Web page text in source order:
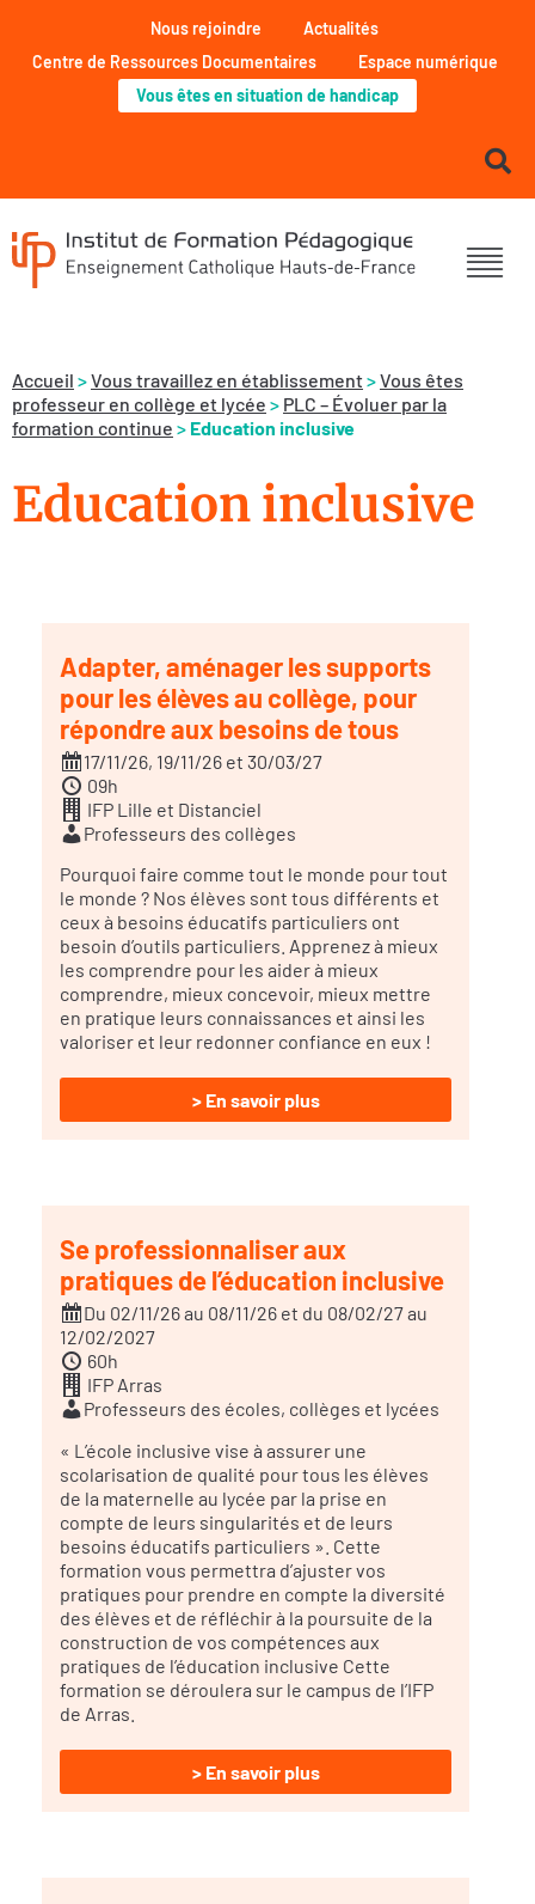
Nous rejoindre
Actualités
Centre de Ressources Documentaires
Espace numérique
Vous êtes en situation de handicap
Accueil >Vous travaillez en établissement>Vous êtes
professeur en collège et lycée > PLC – Évoluer par la
formation continue > Education inclusive
Education inclusive
Adapter, aménager les supports
pour les élèves au collège, pour
répondre aux besoins de tous
17/11/26, 19/11/26 et 30/03/27
09h
IFP Lille et Distanciel
Professeurs des collèges
Pourquoi faire comme tout le monde pour tout
le monde ? Nos élèves sont tous différents et
ceux à besoins éducatifs particuliers ont
besoin d’outils particuliers. Apprenez à mieux
les comprendre pour les aider à mieux
comprendre, mieux concevoir, mieux mettre
en pratique leurs connaissances et ainsi les
valoriser et leur redonner confiance en eux !
> En savoir plus
Se professionnaliser aux
pratiques de l’éducation inclusive
Du 02/11/26 au 08/11/26 et du 08/02/27 au
12/02/2027
60h
IFP Arras
Professeurs des écoles, collèges et lycées
« L’école inclusive vise à assurer une
scolarisation de qualité pour tous les élèves
de la maternelle au lycée par la prise en
compte de leurs singularités et de leurs
besoins éducatifs particuliers ». Cette
formation vous permettra d’ajuster vos
pratiques pour prendre en compte la diversité
des élèves et de réfléchir à la poursuite de la
construction de vos compétences aux
pratiques de l’éducation inclusive Cette
formation se déroulera sur le campus de l’IFP
de Arras.
> En savoir plus